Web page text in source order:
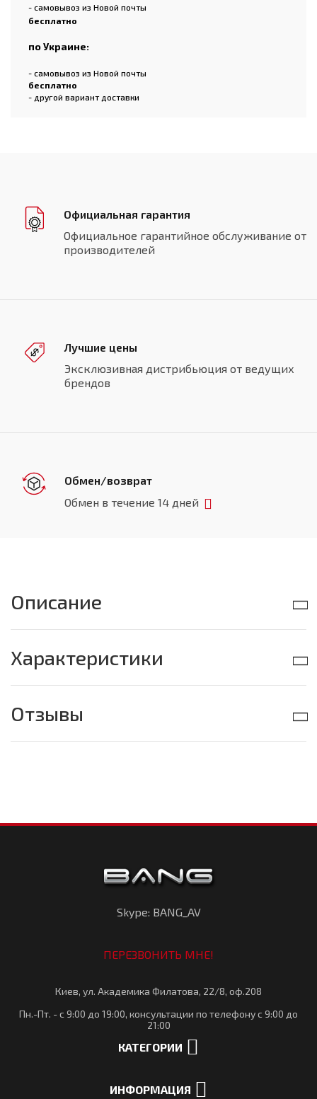
- самовывоз из Новой почты
бесплатно
по Украине:
- самовывоз из Новой почты
бесплатно
- другой вариант доставки
Официальная гарантия
Официальное гарантийное обслуживание от
производителей
Лучшие цены
Эксклюзивная дистрибьюция от ведущих
брендов
Обмен/возврат
Обмен в течение 14 дней
Описание
Характеристики
Отзывы
Skype: BANG_AV
ПЕРЕЗВОНИТЬ МНЕ!
Киев, ул. Академика Филатова, 22/8, оф.208
Пн.-Пт. - с 9:00 до 19:00, консультации по телефону с 9:00 до
21:00
КАТЕГОРИИ
ИНФОРМАЦИЯ